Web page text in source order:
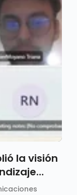
la visión